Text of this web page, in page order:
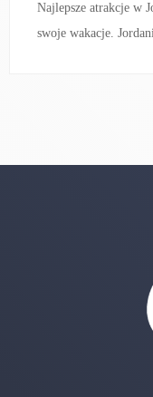
Najlepsze atrakcje w
swoje wakacje.